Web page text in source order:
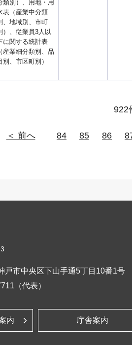
類別）、用地・用
表（産業中分類
、地域別、市町
）、従業員3人以
に関する統計表
（産業細分類別、品
別、市区町別）
922
＜ 前へ 84 85 86
戸市中央区下山手通5丁目10番1号
（代表）
内 庁舎案内